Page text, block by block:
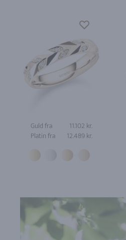
Guld fra
11.102 kr.
Platin fra
12.489 kr.